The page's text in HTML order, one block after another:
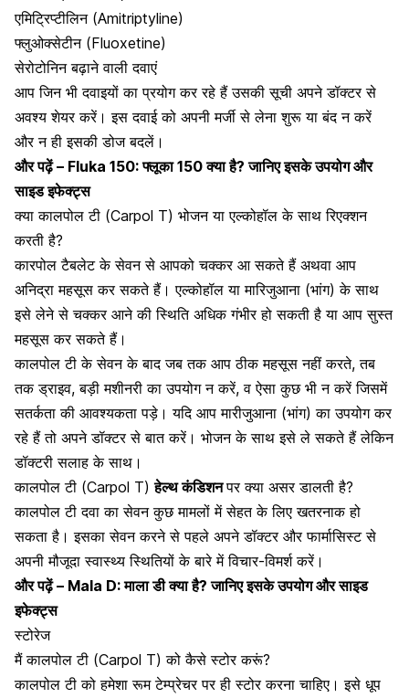
एमिट्रिप्टीलिन(Amitriptyline)
फ्लुओक्सेटीन(Fluoxetine)
सेरोटोनिन बढ़ाने वाली दवाएं
आप जिन भी दवाइयों का प्रयोग कर रहे हैं उसकी सूची अपने डॉक्टर से
अवश्य शेयर करें। इस दवाई को अपनी मर्जी से लेना शुरू या बंद न करें
और न ही इसकी डोज बदलें।
और पढ़ें – Fluka 150: फ्लूका 150 क्या है? जानिए इसके उपयोग और
साइड इफेक्ट्स
क्या कालपोल टी (Carpol T) भोजन या एल्कोहॉल के साथ रिएक्शन
करती है?
कारपोल टैबलेट के सेवन से आपको चक्कर आ सकते हैं अथवा आप
अनिद्रा महसूस कर सकते हैं। एल्कोहॉल या मारिजुआना (भांग) के साथ
इसे लेने से चक्कर आने की स्थिति अधिक गंभीर हो सकती है या आप सुस्त
महसूस कर सकते हैं।
कालपोल टी के सेवन के बाद जब तक आप ठीक महसूस नहीं करते, तब
तक ड्राइव, बड़ी मशीनरी का उपयोग न करें, व ऐसा कुछ भी न करें जिसमें
सतर्कता की आवश्यकता पड़े। यदि आप मारीजुआना (भांग) का उपयोग कर
रहे हैं तो अपने डॉक्टर से बात करें। भोजन के साथ इसे ले सकते हैं लेकिन
डॉक्टरी सलाह के साथ।
कालपोल टी (Carpol T)हेल्थ कंडिशनपर क्या असर डालती है?
कालपोल टी दवा का सेवन कुछ मामलों में सेहत के लिए खतरनाक हो
सकता है। इसका सेवन करने से पहले अपने डॉक्टर और फार्मासिस्ट से
अपनी मौजूदा स्वास्थ्य स्थितियों के बारे में विचार-विमर्श करें।
और पढ़ें – Mala D: माला डी क्या है? जानिए इसके उपयोग और साइड
इफेक्ट्स
स्टोरेज
मैं कालपोल टी (Carpol T) को कैसे स्टोर करूं?
कालपोल टी को हमेशा रूम टेम्प्रेचर पर ही स्टोर करना चाहिए। इसे धूप